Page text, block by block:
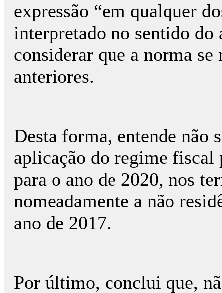
expressão “em qualquer
interpretado no sentido do
considerar que a norma
anteriores.
Desta forma, entende não
aplicação do regime fiscal
para o ano de 2020, nos
nomeadamente a não
ano de 2017.
Por último, conclui que,